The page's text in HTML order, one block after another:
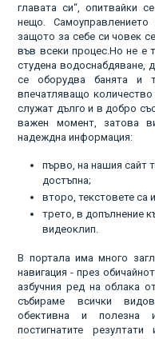
главата си“, опитвайки
нещо.
защото за себе си човек
във всеки процес.Но не е
студена водоснабдяване,
се оборудва банята и
впечатляващо
служат дълго и в добро
важен момент, затова
надеждна информация:
първо, на нашия сайт
достъпна;
второ, текстовете
трето, в допълнение
видеоклип.
В портала има много
навигация - през
азбучния ред на облака
събираме всички
обективна и полезна
постигнатите